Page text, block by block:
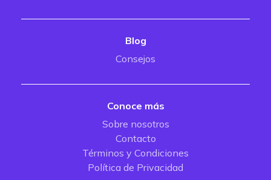
Blog
Consejos
Conoce más
Sobre nosotros
Contacto
Términos y Condiciones
Política de Privacidad